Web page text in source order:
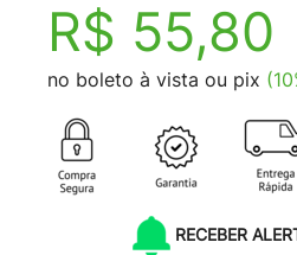
R$ 55,80
no boleto à vista ou pix
RECEBER